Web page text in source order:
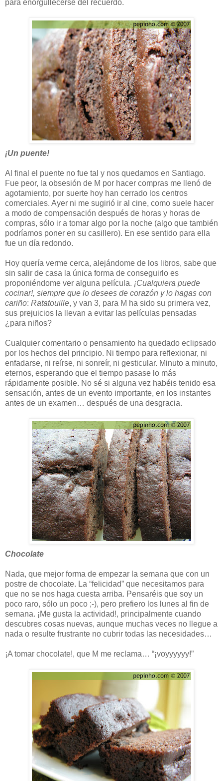
para enorgullecerse del recuerdo.
¡Un puente!
Al final el puente no fue tal y nos quedamos en Santiago.
Fue peor, la obsesión de M por hacer compras me llenó de
agotamiento, por suerte hoy han cerrado los centros
comerciales. Ayer ni me sugirió ir al cine, como suele hacer
a modo de compensación después de horas y horas de
compras, sólo ir a tomar algo por la noche (algo que también
podríamos poner en su casillero). En ese sentido para ella
fue un día redondo.
Hoy quería verme cerca, alejándome de los libros, sabe que
sin salir de casa la única forma de conseguirlo es
proponiéndome ver alguna película. ¡Cualquiera puede
cocinar!, siempre que lo desees de corazón y lo hagas con
cariño: Ratatouille, y van 3, para M ha sido su primera vez,
sus prejuicios la llevan a evitar las películas pensadas
¿para niños?
Cualquier comentario o pensamiento ha quedado eclipsado
por los hechos del principio. Ni tiempo para reflexionar, ni
enfadarse, ni reírse, ni sonreír, ni gesticular. Minuto a minuto,
eternos, esperando que el tiempo pasase lo más
rápidamente posible. No sé si alguna vez habéis tenido esa
sensación, antes de un evento importante, en los instantes
antes de un examen… después de una desgracia.
Chocolate
Nada, que mejor forma de empezar la semana que con un
postre de chocolate. La “felicidad” que necesitamos para
que no se nos haga cuesta arriba. Pensaréis que soy un
poco raro, sólo un poco ;-), pero prefiero los lunes al fin de
semana. ¡Me gusta la actividad!, principalmente cuando
descubres cosas nuevas, aunque muchas veces no llegue a
nada o resulte frustrante no cubrir todas las necesidades…
¡A tomar chocolate!, que M me reclama… “¡voyyyyyy!”